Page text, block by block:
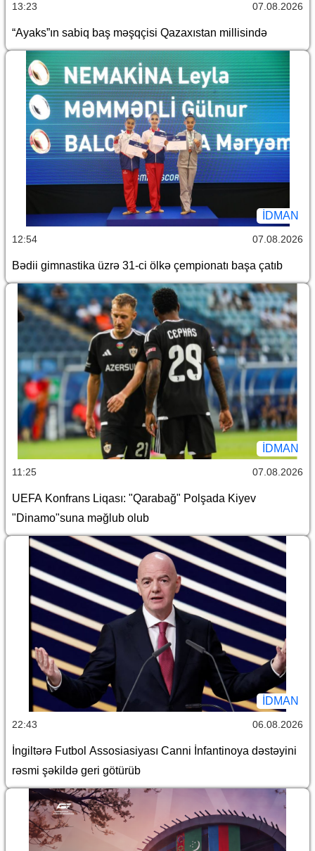
13:23 07.08.2026
“Ayaks”ın sabiq baş məşqçisi Qazaxıstan millisində
İDMAN
12:54 07.08.2026
Bədii gimnastika üzrə 31-ci ölkə çempionatı başa çatıb
İDMAN
11:25 07.08.2026
UEFA Konfrans Liqası: "Qarabağ" Polşada Kiyev
"Dinamo"suna məğlub olub
İDMAN
22:43 06.08.2026
İngiltərə Futbol Assosiasiyası Canni İnfantinoya dəstəyini
rəsmi şəkildə geri götürüb